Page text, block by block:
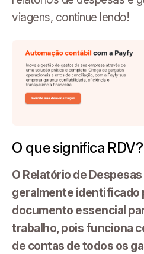
viagens, continue lendo!
O que significa RDV?
O Relatório de
geralmente identificado
documento essencial
trabalho, pois funciona
de contas de todos os